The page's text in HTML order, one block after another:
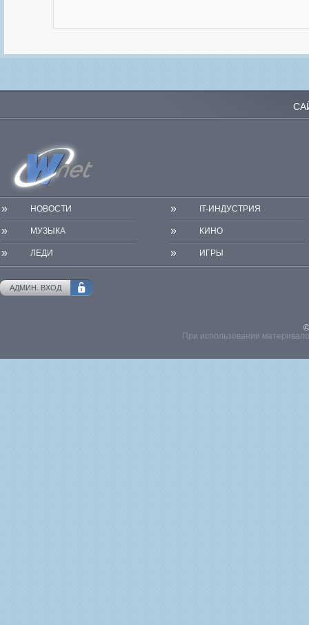
» НОВОСТИ » IT-ИНДУСТРИЯ
» МУЗЫКА » КИНО
» ЛЕДИ » ИГРЫ
АДМИН. ВХОД
При использовании